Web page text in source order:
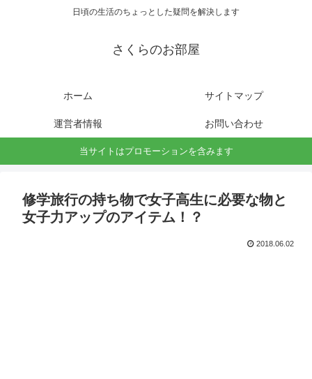
日頃の生活のちょっとした疑問を解決します
さくらのお部屋
ホーム サイトマップ
運営者情報 お問い合わせ
当サイトはプロモーションを含みます
修学旅行の持ち物で女子高生に必要な物と
女子力アップのアイテム！？
2018.06.02